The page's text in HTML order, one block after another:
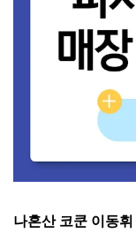
나혼산 코쿤 이동